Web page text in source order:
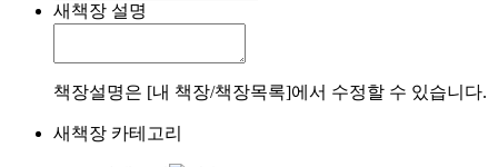
새책장 설명
책장설명은 [내 책장/책장목록]에서 수정할 수 있습니다.
새책장 카테고리